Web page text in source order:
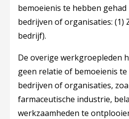
bemoeienis te hebben gehad
bedrijven of organisaties: (1)
bedrijf).
De overige werkgroepleden
geen relatie of bemoeienis
bedrijven of organisaties,
farmaceutische industrie,
werkzaamheden te